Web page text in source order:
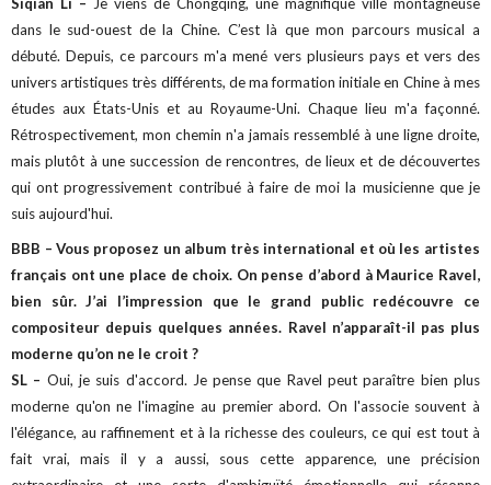
dans le sud-ouest de la Chine. C’est là que mon parcours musical a
débuté. Depuis, ce parcours m'a mené vers plusieurs pays et vers des
univers artistiques très différents, de ma formation initiale en Chine à mes
études aux États-Unis et au Royaume-Uni. Chaque lieu m'a façonné.
Rétrospectivement, mon chemin n'a jamais ressemblé à une ligne droite,
mais plutôt à une succession de rencontres, de lieux et de découvertes
qui ont progressivement contribué à faire de moi la musicienne que je
suis aujourd'hui.
BBB – Vous proposez un album très international et où les artistes
français ont une place de choix. On pense d’abord à Maurice Ravel,
bien sûr. J’ai l’impression que le grand public redécouvre ce
compositeur depuis quelques années. Ravel n’apparaît-il pas plus
moderne qu’on ne le croit ?
SL – Oui, je suis d'accord. Je pense que Ravel peut paraître bien plus
moderne qu'on ne l'imagine au premier abord. On l'associe souvent à
l'élégance, au raffinement et à la richesse des couleurs, ce qui est tout à
fait vrai, mais il y a aussi, sous cette apparence, une précision